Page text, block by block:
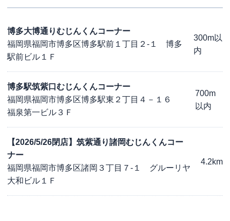
博多大博通りむじんくんコーナー
福岡県福岡市博多区博多駅前１丁目２-１ 博多
駅前ビル１Ｆ
300m以
内
博多駅筑紫口むじんくんコーナー
福岡県福岡市博多区博多駅東２丁目４－１６
福泉第一ビル３Ｆ
700m
以内
【2026/5/26閉店】筑紫通り諸岡むじんくんコー
ナー
福岡県福岡市博多区諸岡３丁目７-１ グルーリヤ
大和ビル１Ｆ
4.2km